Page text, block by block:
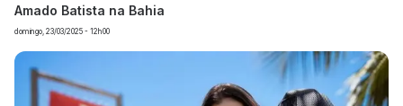
Amado Batista na Bahia
domingo, 23/03/2025 - 12h00